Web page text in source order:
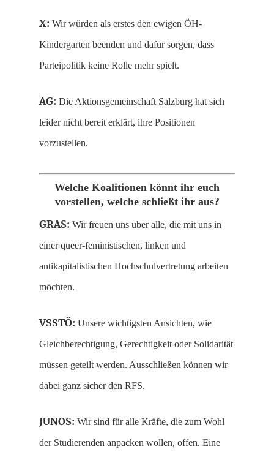
X: Wir würden als erstes den ewigen ÖH-
Kindergarten beenden und dafür sorgen, dass
Parteipolitik keine Rolle mehr spielt.
AG: Die Aktionsgemeinschaft Salzburg hat sich
leider nicht bereit erklärt, ihre Positionen
vorzustellen.
Welche Koalitionen könnt ihr euch
vorstellen, welche schließt ihr aus?
GRAS: Wir freuen uns über alle, die mit uns in
einer queer-feministischen, linken und
antikapitalistischen Hochschulvertretung arbeiten
möchten.
VSSTÖ: Unsere wichtigsten Ansichten, wie
Gleichberechtigung, Gerechtigkeit oder Solidarität
müssen geteilt werden. Ausschließen können wir
dabei ganz sicher den RFS.
JUNOS: Wir sind für alle Kräfte, die zum Wohl
der Studierenden anpacken wollen, offen. Eine